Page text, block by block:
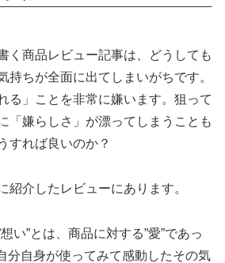
く商品レビュー記事は、どうしても
持ちが全面に出てしまいがちです。
る」ことを非常に嫌います。狙って
「嫌らしさ」が漂ってしまうことも
すれば良いのか？
紹介したレビューにあります。
い”とは、商品に対する”愛”であっ
分自身が使ってみて感動したその気